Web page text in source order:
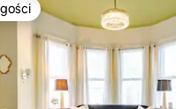
z kategorii Wybór